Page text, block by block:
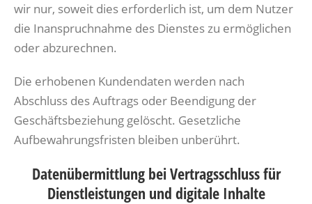
wir nur, soweit dies erforderlich ist, um dem Nutzer
die Inanspruchnahme des Dienstes zu ermöglichen
oder abzurechnen.
Die erhobenen Kundendaten werden nach
Abschluss des Auftrags oder Beendigung der
Geschäftsbeziehung gelöscht. Gesetzliche
Aufbewahrungsfristen bleiben unberührt.
Datenübermittlung bei Vertragsschluss für
Dienstleistungen und digitale Inhalte